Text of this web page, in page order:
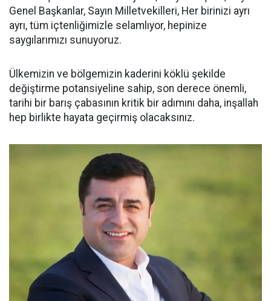
Genel Başkanlar, Sayın Milletvekilleri, Her birinizi ayrı
ayrı, tüm içtenliğimizle selamlıyor, hepinize
saygılarımızı sunuyoruz.
Ülkemizin ve bölgemizin kaderini köklü şekilde
değiştirme potansiyeline sahip, son derece önemli,
tarihi bir barış çabasının kritik bir adımını daha, inşallah
hep birlikte hayata geçirmiş olacaksınız.